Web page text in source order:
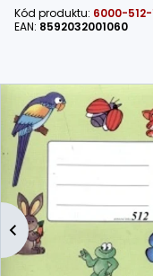
Kód produktu: 6000-512-
EAN: 8592032001060